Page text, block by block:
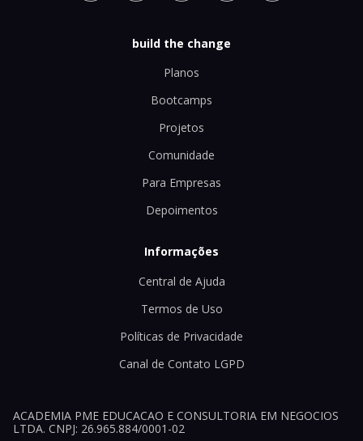
build the change
Planos
Bootcamps
Projetos
Comunidade
Para Empresas
Depoimentos
Informações
Central de Ajuda
Termos de Uso
Políticas de Privacidade
Canal de Contato LGPD
ACADEMIA PME EDUCACAO E CONSULTORIA EM NEGOCIOS
LTDA. CNPJ: 26.965.884/0001-02